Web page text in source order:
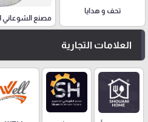
تحف و هدايا
مصنع الشوعاني
العلامات التجارية